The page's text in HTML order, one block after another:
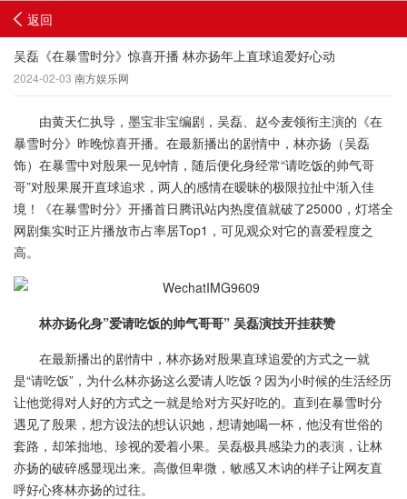
返回
吴磊《在暴雪时分》惊喜开播 林亦扬年上直球追爱好心动
2024-02-03 南方娱乐网
由黄天仁执导，墨宝非宝编剧，吴磊、赵今麦领衔主演的《在
暴雪时分》昨晚惊喜开播。在最新播出的剧情中，林亦扬（吴磊
饰）在暴雪中对殷果一见钟情，随后便化身经常“请吃饭的帅气哥
哥”对殷果展开直球追求，两人的感情在暧昧的极限拉扯中渐入佳
境！《在暴雪时分》开播首日腾讯站内热度值就破了25000，灯塔全
网剧集实时正片播放市占率居Top1，可见观众对它的喜爱程度之
高。
林亦扬化身”爱请吃饭的帅气哥哥” 吴磊演技开挂获赞
在最新播出的剧情中，林亦扬对殷果直球追爱的方式之一就
是“请吃饭”，为什么林亦扬这么爱请人吃饭？因为小时候的生活经历
让他觉得对人好的方式之一就是给对方买好吃的。直到在暴雪时分
遇见了殷果，想方设法的想认识她，想请她喝一杯，他没有世俗的
套路，却笨拙地、珍视的爱着小果。吴磊极具感染力的表演，让林
亦扬的破碎感显现出来。高傲但卑微，敏感又木讷的样子让网友直
呼好心疼林亦扬的过往。